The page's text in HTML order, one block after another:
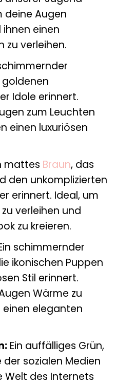
deine Augen
einen
zu verleihen.
Idole erinnert.
zum Leuchten
einen luxuriösen
mattes Braun, das
den unkomplizierten
erinnert. Ideal, um
verleihen und
zu kreieren.
schimmernder
ikonischen Puppen
Stil erinnert.
Wärme zu
eleganten
Ein auffälliges Grün,
sozialen Medien
des Internets